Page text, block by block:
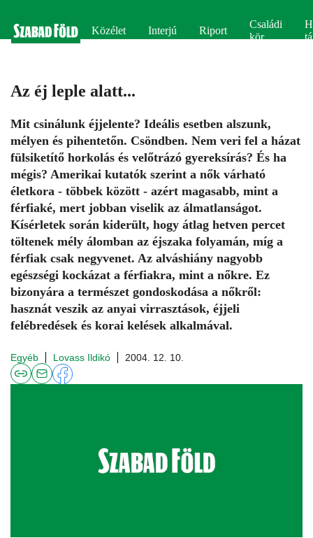
Közélet Interjú Riport
Családi
kör
Az éj leple alatt...
Mit csinálunk éjjelente? Ideális esetben alszunk,
mélyen és pihentetőn. Csöndben. Nem veri fel a házat
fülsiketítő horkolás és velőtrázó gyereksírás? És ha
mégis? Amerikai kutatók szerint a nők várható
életkora - többek között - azért magasabb, mint a
férfiaké, mert jobban viselik az álmatlanságot.
Kísérletek során kiderült, hogy átlag hetven percet
töltenek mély álomban az éjszaka folyamán, míg a
férfiak csak negyvenet. Az alváshiány nagyobb
egészségi kockázat a férfiakra, mint a nőkre. Ez
bizonyára a természet gondoskodása a nőkről:
hasznát veszik az anyai virrasztások, éjjeli
felébredések és korai kelések alkalmával.
Egyéb Lovass Ildikó 2004. 12. 10.